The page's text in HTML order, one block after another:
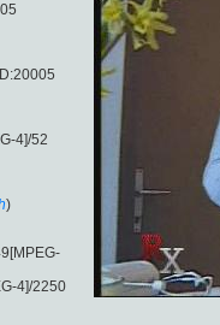
4]/52
)
4]/2250